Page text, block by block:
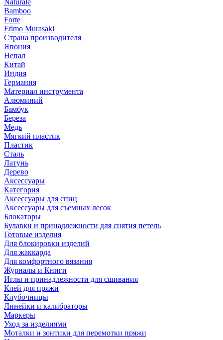
Naturale
Bamboo
Forte
Etimo Murasaki
Страна производителя
Япония
Непал
Китай
Индия
Германия
Материал инструмента
Алюминий
Бамбук
Береза
Медь
Мягкий пластик
Пластик
Сталь
Латунь
Дерево
Аксессуары
Категория
Аксессуары для спиц
Аксессуары для съемных лесок
Блокаторы
Булавки и принадлежности для снятия петель
Готовые изделия
Для блокировки изделий
Для жаккарда
Для комфортного вязания
Журналы и Книги
Иглы и принадлежности для сшивания
Клей для пряжи
Клубочницы
Линейки и калибраторы
Маркеры
Уход за изделиями
Моталки и зонтики для перемотки пряжи